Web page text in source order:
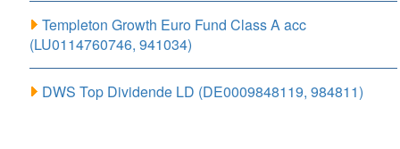
Templeton Growth Euro Fund Class A acc
(LU0114760746, 941034)
DWS Top Dividende LD (DE0009848119, 984811)